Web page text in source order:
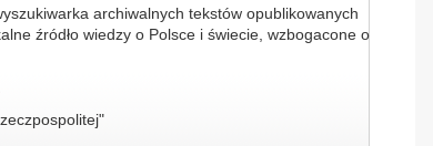
archiwalnych tekstów opublikowanych
źródło wiedzy o Polsce i świecie, wzbogacone o